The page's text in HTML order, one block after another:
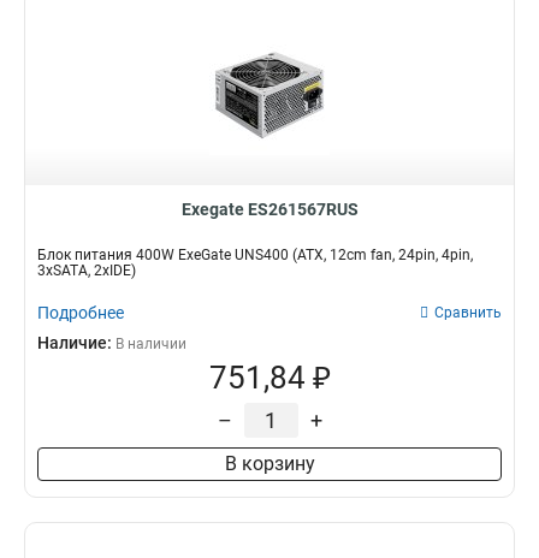
Exegate ES261567RUS
Блок питания 400W ExeGate UNS400 (ATX, 12cm fan, 24pin, 4pin,
3xSATA, 2xIDE)
Подробнее Сравнить
Наличие: В наличии
751,84 ₽
– +
В корзину